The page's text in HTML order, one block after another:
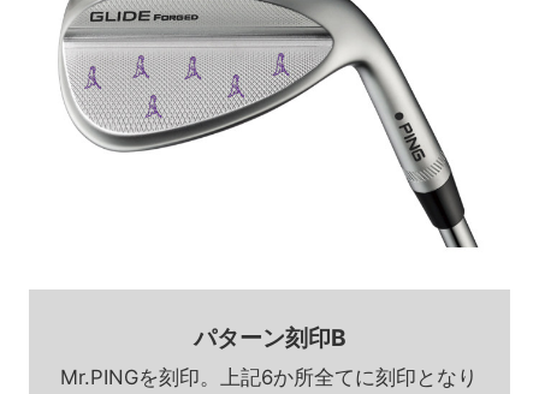
パターン刻印B
Mr.PINGを刻印。上記6か所全てに刻印となり